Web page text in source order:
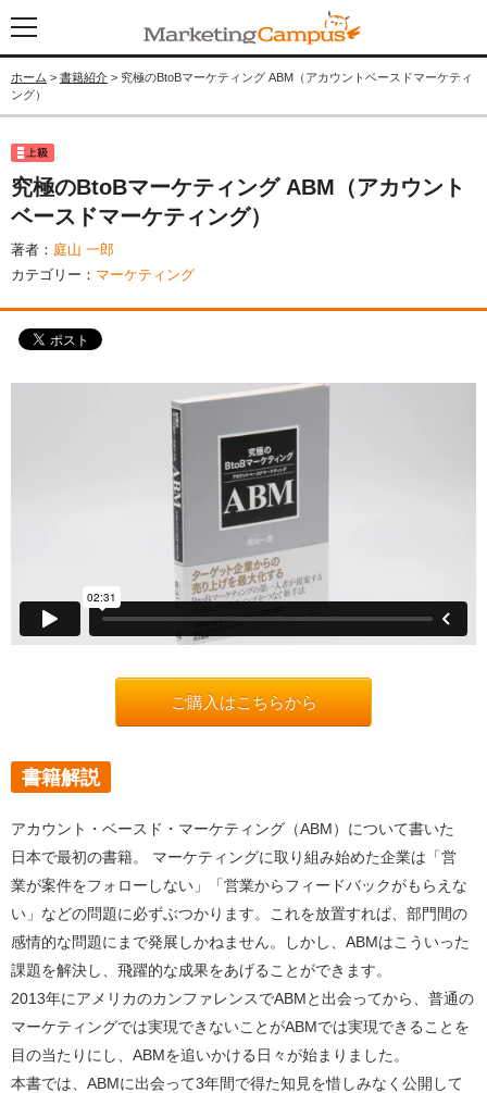
ホーム > 書籍紹介 > 究極のBtoBマーケティング ABM（アカウントベースドマーケティ
ング）
究極のBtoBマーケティング ABM（アカウント
ベースドマーケティング）
著者： 庭山 一郎
カテゴリー： マーケティング
ご購入はこちらから
書籍解説
アカウント・ベースド・マーケティング（ABM）について書いた
日本で最初の書籍。 マーケティングに取り組み始めた企業は「営
業が案件をフォローしない」「営業からフィードバックがもらえな
い」などの問題に必ずぶつかります。これを放置すれば、部門間の
感情的な問題にまで発展しかねません。しかし、ABMはこういった
課題を解決し、飛躍的な成果をあげることができます。
2013年にアメリカのカンファレンスでABMと出会ってから、普通の
マーケティングでは実現できないことがABMでは実現できることを
目の当たりにし、ABMを追いかける日々が始まりました。
本書では、ABMに出会って3年間で得た知見を惜しみなく公開して